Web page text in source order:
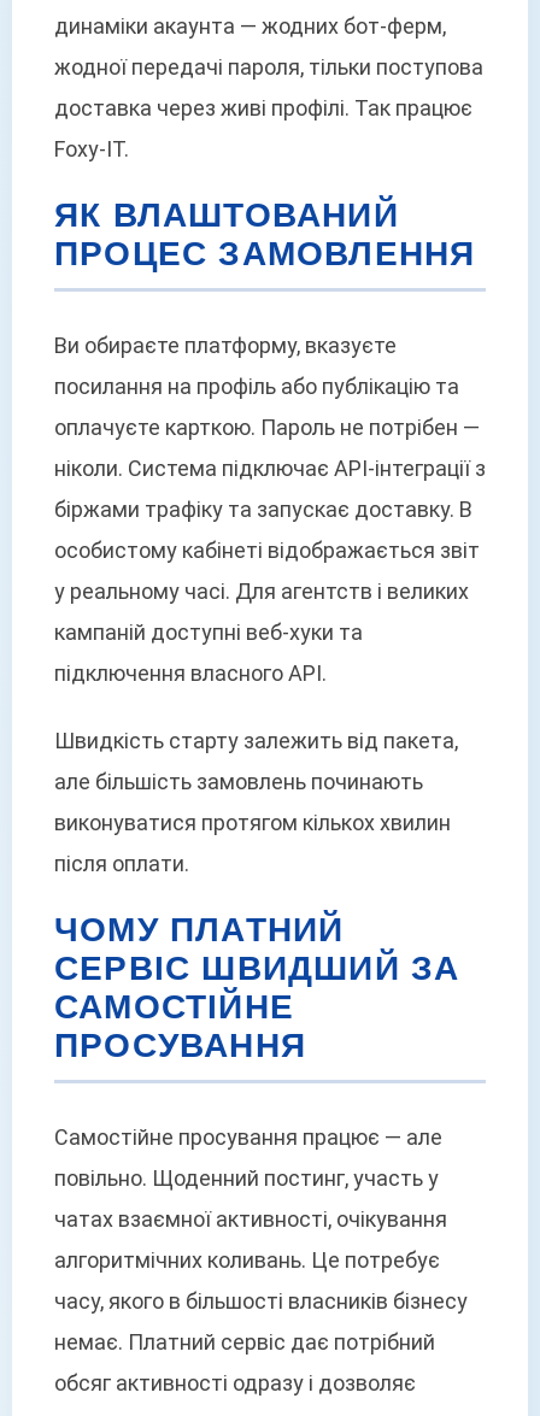
динаміки акаунта — жодних бот-ферм,
жодної передачі пароля, тільки поступова
доставка через живі профілі. Так працює
Foxy-IT.
ЯК ВЛАШТОВАНИЙ
ПРОЦЕС ЗАМОВЛЕННЯ
Ви обираєте платформу, вказуєте
посилання на профіль або публікацію та
оплачуєте карткою. Пароль не потрібен —
ніколи. Система підключає API-інтеграції з
біржами трафіку та запускає доставку. В
особистому кабінеті відображається звіт
у реальному часі. Для агентств і великих
кампаній доступні веб-хуки та
підключення власного API.
Швидкість старту залежить від пакета,
але більшість замовлень починають
виконуватися протягом кількох хвилин
після оплати.
ЧОМУ ПЛАТНИЙ
СЕРВІС ШВИДШИЙ ЗА
САМОСТІЙНЕ
ПРОСУВАННЯ
Самостійне просування працює — але
повільно. Щоденний постинг, участь у
чатах взаємної активності, очікування
алгоритмічних коливань. Це потребує
часу, якого в більшості власників бізнесу
немає. Платний сервіс дає потрібний
обсяг активності одразу і дозволяє